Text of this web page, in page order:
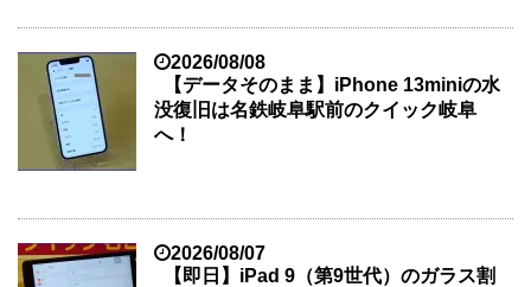
2026/08/08
【データそのまま】iPhone 13miniの水
没復旧は名鉄岐阜駅前のクイック岐阜
へ！
2026/08/07
【即日】iPad 9（第9世代）のガラス割